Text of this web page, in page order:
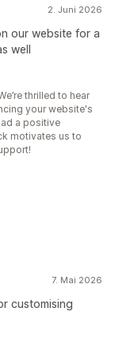
2. Juni 2026
our website for a
well
thrilled to hear
your website's
a positive
motivates us to
7. Mai 2026
customising